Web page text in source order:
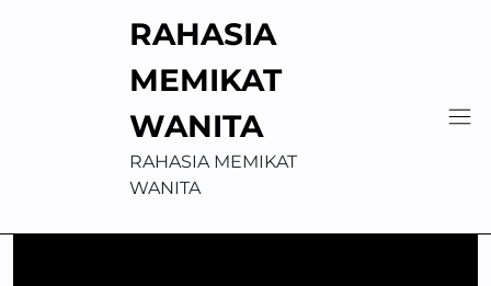
RAHASIA
MEMIKAT
WANITA
RAHASIA MEMIKAT
WANITA